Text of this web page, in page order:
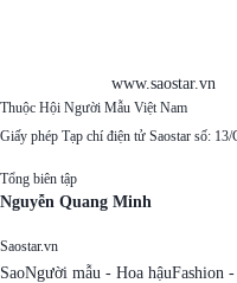
www.saostar.vn
Thuộc Hội Người Mẫu Việt Nam
Giấy phép Tạp chí điện tử Saostar số:
Tổng biên tập
Nguyễn Quang Minh
Saostar.vn
SaoNgười mẫu - Hoa hậuFashion